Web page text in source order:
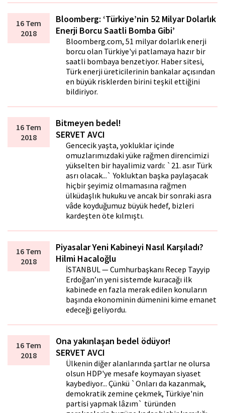
16 Tem
2018
Bloomberg: ‘Türkiye’nin 52 Milyar Dolarlık
Enerji Borcu Saatli Bomba Gibi’
Bloomberg.com, 51 milyar dolarlık enerji
borcu olan Türkiye'yi patlamaya hazır bir
saatli bombaya benzetiyor. Haber sitesi,
Türk enerji üreticilerinin bankalar açısından
en büyük risklerden birini teşkil ettiğini
bildiriyor.
16 Tem
2018
Bitmeyen bedel!
SERVET AVCI
Gencecik yaşta, yokluklar içinde
omuzlarımızdaki yüke rağmen direncimizi
yükselten bir hayalimiz vardı: `21. asır Türk
asrı olacak...` Yokluktan başka paylaşacak
hiçbir şeyimiz olmamasına rağmen
ülküdaşlık hukuku ve ancak bir sonraki asra
vâde koyduğumuz büyük hedef, bizleri
kardeşten öte kılmıştı.
16 Tem
2018
Piyasalar Yeni Kabineyi Nasıl Karşıladı?
Hilmi Hacaloğlu
İSTANBUL — Cumhurbaşkanı Recep Tayyip
Erdoğan’ın yeni sistemde kuracağı ilk
kabinede en fazla merak edilen konuların
başında ekonominin dümenini kime emanet
edeceği geliyordu.
16 Tem
2018
Ona yakınlaşan bedel ödüyor!
SERVET AVCI
Ülkenin diğer alanlarında şartlar ne olursa
olsun HDP'ye mesafe koymayan siyaset
kaybediyor... Çünkü `Onları da kazanmak,
demokratik zemine çekmek, Türkiye'nin
partisi yapmak lâzım` türünden